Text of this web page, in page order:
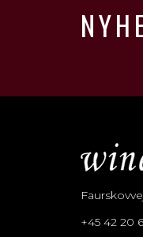
+45 42 20